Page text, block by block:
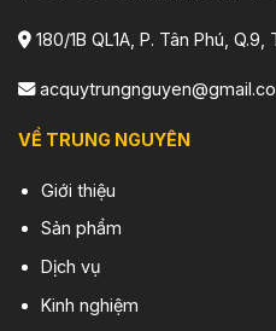
180/1B QL1A, P. Tân Phú, Q.9,
VỀ TRUNG NGUYÊN
Giới thiệu
Sản phẩm
Dịch vụ
Kinh nghiệm